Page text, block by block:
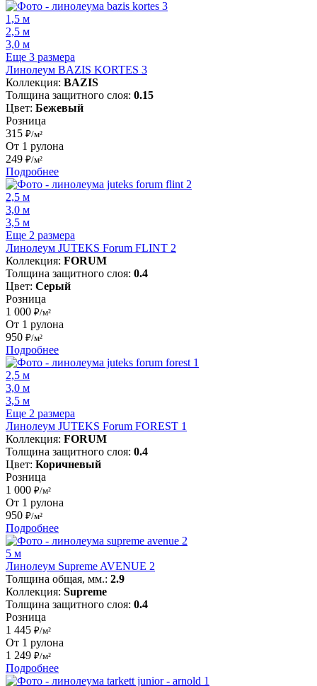
1,5 м
2,5 м
3,0 м
Еще 3 размера
Линолеум BAZIS KORTES 3
Коллекция: BAZIS
Толщина защитного слоя: 0.15
Цвет: Бежевый
Розница
315 ₽/м²
От 1 рулона
249 ₽/м²
Подробнее
2,5 м
3,0 м
3,5 м
Еще 2 размера
Линолеум JUTEKS Forum FLINT 2
Коллекция: FORUM
Толщина защитного слоя: 0.4
Цвет: Серый
Розница
1 000 ₽/м²
От 1 рулона
950 ₽/м²
Подробнее
2,5 м
3,0 м
3,5 м
Еще 2 размера
Линолеум JUTEKS Forum FOREST 1
Коллекция: FORUM
Толщина защитного слоя: 0.4
Цвет: Коричневый
Розница
1 000 ₽/м²
От 1 рулона
950 ₽/м²
Подробнее
5 м
Линолеум Supreme AVENUE 2
Толщина общая, мм.: 2.9
Коллекция: Supreme
Толщина защитного слоя: 0.4
Розница
1 445 ₽/м²
От 1 рулона
1 249 ₽/м²
Подробнее